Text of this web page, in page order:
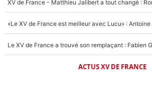
ACTUS XV DE FRANCE